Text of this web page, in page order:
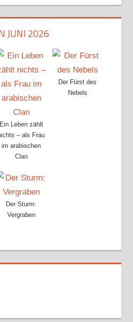
JUNI 2026
Ein Leben zählt
– als Frau
im arabischen
Clan
Der Fürst des
Nebels
Der Sturm:
Vergraben